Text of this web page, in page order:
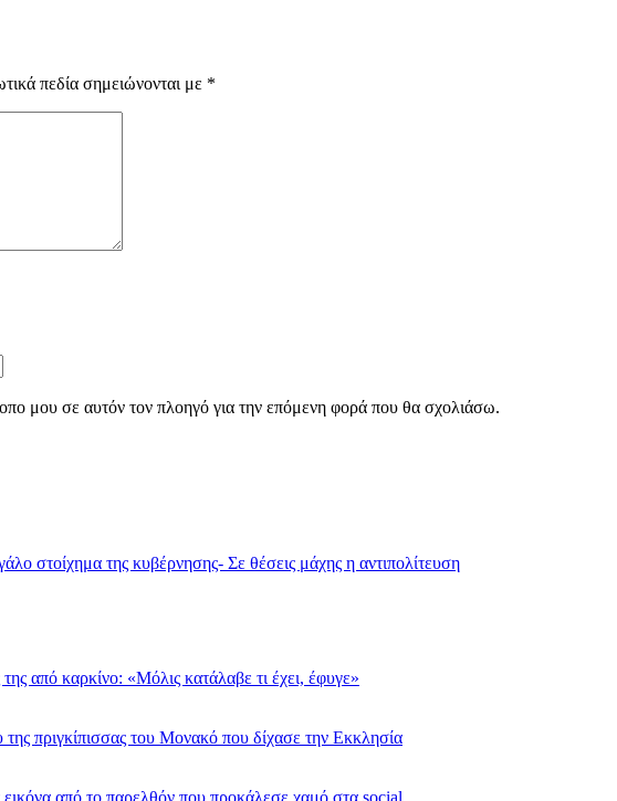
πεδία σημειώνονται με *
μου σε αυτόν τον πλοηγό για την επόμενη φορά που θα σχολιάσω.
στοίχημα της κυβέρνησης- Σε θέσεις μάχης η αντιπολίτευση
από καρκίνο: «Μόλις κατάλαβε τι έχει, έφυγε»
πριγκίπισσας του Μονακό που δίχασε την Εκκλησία
από το παρελθόν που προκάλεσε χαμό στα social